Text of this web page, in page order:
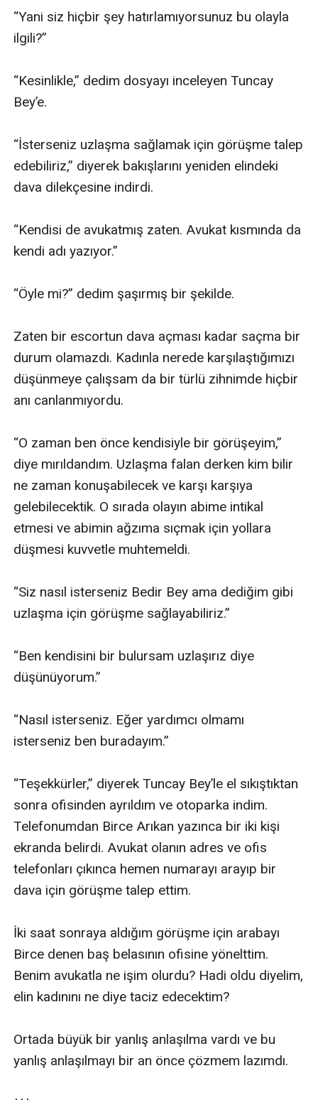
“Yani siz hiçbir şey hatırlamıyorsunuz bu olayla
ilgili?”
“Kesinlikle,” dedim dosyayı inceleyen Tuncay
Bey’e.
“İsterseniz uzlaşma sağlamak için görüşme talep
edebiliriz,” diyerek bakışlarını yeniden elindeki
dava dilekçesine indirdi.
“Kendisi de avukatmış zaten. Avukat kısmında da
kendi adı yazıyor.”
“Öyle mi?” dedim şaşırmış bir şekilde.
Zaten bir escortun dava açması kadar saçma bir
durum olamazdı. Kadınla nerede karşılaştığımızı
düşünmeye çalışsam da bir türlü zihnimde hiçbir
anı canlanmıyordu.
“O zaman ben önce kendisiyle bir görüşeyim,”
diye mırıldandım. Uzlaşma falan derken kim bilir
ne zaman konuşabilecek ve karşı karşıya
gelebilecektik. O sırada olayın abime intikal
etmesi ve abimin ağzıma sıçmak için yollara
düşmesi kuvvetle muhtemeldi.
“Siz nasıl isterseniz Bedir Bey ama dediğim gibi
uzlaşma için görüşme sağlayabiliriz.”
“Ben kendisini bir bulursam uzlaşırız diye
düşünüyorum.”
“Nasıl isterseniz. Eğer yardımcı olmamı
isterseniz ben buradayım.”
“Teşekkürler,” diyerek Tuncay Bey’le el sıkıştıktan
sonra ofisinden ayrıldım ve otoparka indim.
Telefonumdan Birce Arıkan yazınca bir iki kişi
ekranda belirdi. Avukat olanın adres ve ofis
telefonları çıkınca hemen numarayı arayıp bir
dava için görüşme talep ettim.
İki saat sonraya aldığım görüşme için arabayı
Birce denen baş belasının ofisine yönelttim.
Benim avukatla ne işim olurdu? Hadi oldu diyelim,
elin kadınını ne diye taciz edecektim?
Ortada büyük bir yanlış anlaşılma vardı ve bu
yanlış anlaşılmayı bir an önce çözmem lazımdı.